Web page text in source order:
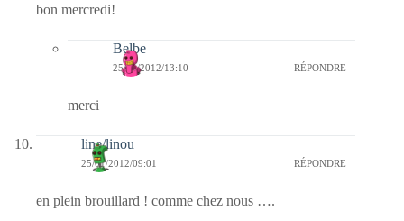
bon mercredi!
Belbe
25/01/2012/13:10 RÉPONDRE
merci
line/linou
25/01/2012/09:01 RÉPONDRE
en plein brouillard ! comme chez nous ….